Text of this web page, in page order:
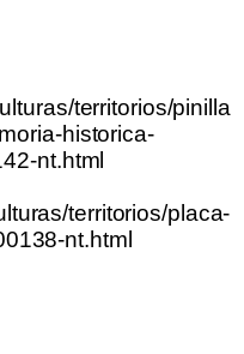
territorios/pinilla
historica-
nt.html
territorios/placa-
nt.html